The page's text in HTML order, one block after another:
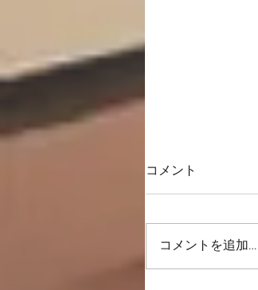
一直線上に歩く
コメント
コメントを追加…